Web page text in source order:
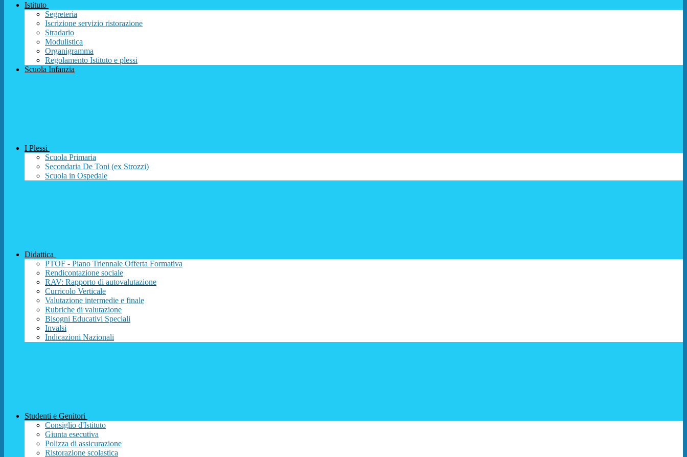
Istituto
Segreteria
Iscrizione servizio ristorazione
Stradario
Modulistica
Organigramma
Regolamento Istituto e plessi
Scuola Infanzia
I Plessi
Scuola Primaria
Secondaria De Toni (ex Strozzi)
Scuola in Ospedale
Didattica
PTOF - Piano Triennale Offerta Formativa
Rendicontazione sociale
RAV: Rapporto di autovalutazione
Curricolo Verticale
Valutazione intermedie e finale
Rubriche di valutazione
Bisogni Educativi Speciali
Invalsi
Indicazioni Nazionali
Studenti e Genitori
Consiglio d'Istituto
Giunta esecutiva
Polizza di assicurazione
Ristorazione scolastica